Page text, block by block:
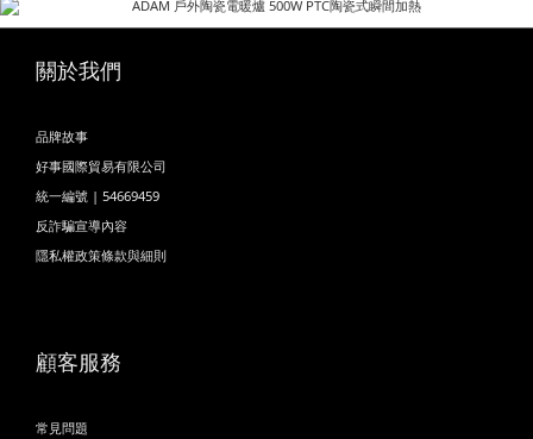
關於我們
品牌故事
好事國際貿易有限公司
統一編號 | 54669459
反詐騙宣導內容
隱私權政策條款與細則
顧客服務
常見問題